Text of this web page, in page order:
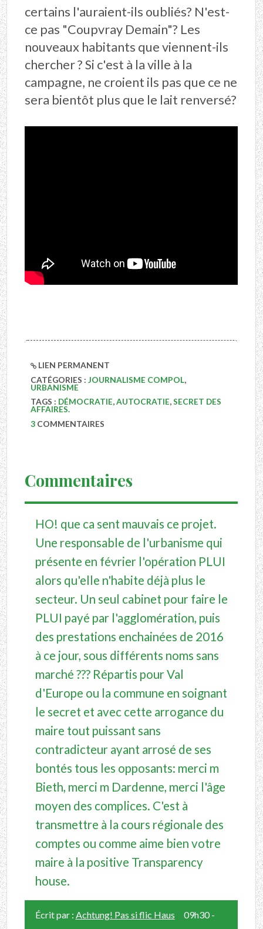
certains l'auraient-ils oubliés? N'est-
ce pas "Coupvray Demain"? Les
nouveaux habitants que viennent-ils
chercher ? Si c'est à la ville à la
campagne, ne croient ils pas que ce ne
sera bientôt plus que le lait renversé?
LIEN PERMANENT
CATÉGORIES : JOURNALISME COMPOL,
URBANISME
TAGS : DÉMOCRATIE,AUTOCRATIE,SECRET DES
AFFAIRES.
3 COMMENTAIRES
Commentaires
HO! que ca sent mauvais ce projet.
Une responsable de l'urbanisme qui
présente en février l'opération PLUI
alors qu'elle n'habite déjà plus le
secteur. Un seul cabinet pour faire le
PLUI payé par l'agglomération, puis
des prestations enchainées de 2016
à ce jour, sous différents noms sans
marché ??? Répartis pour Val
d'Europe ou la commune en soignant
le secret et avec cette arrogance du
maire tout puissant sans
contradicteur ayant arrosé de ses
bontés tous les opposants: merci m
Bieth, merci m Dardenne, merci l'âge
moyen des complices. C'est à
transmettre à la cours régionale des
comptes ou comme aime bien votre
maire à la positive Transparency
house.
Écrit par : Achtung! Pas si flic Haus 09h30-